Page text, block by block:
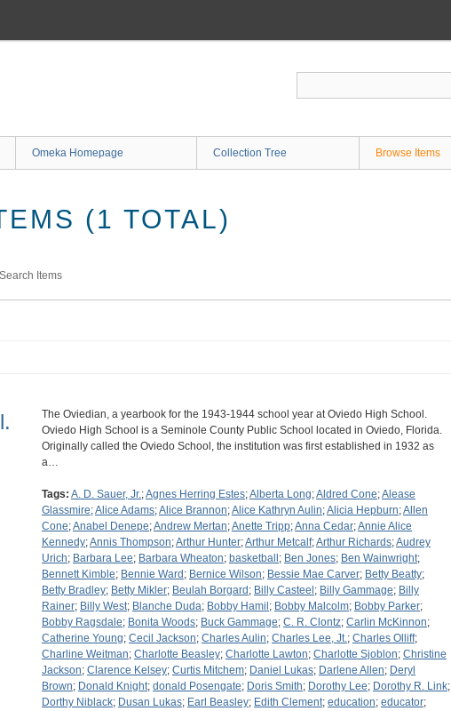
Omeka Homepage Collection Tree Browse Items
(1 TOTAL)
Search Items
The Oviedian, a yearbook for the 1943-1944 school year at Oviedo High School.
Oviedo High School is a Seminole County Public School located in Oviedo, Florida.
Originally called the Oviedo School, the institution was first established in 1932 as
a…
Tags: A. D. Sauer, Jr.;Agnes Herring Estes;Alberta Long;Aldred Cone;Alease
Glassmire;Alice Adams;Alice Brannon;Alice Kathryn Aulin;Alicia Hepburn;Allen
Cone;Anabel Denepe;Andrew Mertan;Anette Tripp;Anna Cedar;Annie Alice
Kennedy;Annis Thompson;Arthur Hunter;Arthur Metcalf;Arthur Richards;Audrey
Urich; Barbara Lee; Barbara Wheaton; basketball ; Ben Jones; Ben Wainwright;
Bennett Kimble; Bennie Ward ; Bernice Wilson; Bessie Mae Carver; Betty Beatty;
Betty Bradley; Betty Mikler; Beulah Borgard ; Billy Casteel ; Billy Gammage; Billy
Rainer; Billy West; Blanche Duda; Bobby Hamil ; Bobby Malcolm; Bobby Parker;
Bobby Ragsdale; Bonita Woods; Buck Gammage; C. R. Clontz; Carlin McKinnon;
Catherine Young; Cecil Jackson; Charles Aulin; Charles Lee, Jt.; Charles Olliff;
Charline Weitman; Charlotte Beasley; Charlotte Lawton; Charlotte Sjoblon; Christine
Jackson; Clarence Kelsey; Curtis Mitchem; Daniel Lukas; Darlene Allen; Deryl
Brown; Donald Knight; donald Posengate; Doris Smith; Dorothy Lee; Dorothy R. Link;
Dorthy Niblack; Dusan Lukas; Earl Beasley; Edith Clement; education; educator;